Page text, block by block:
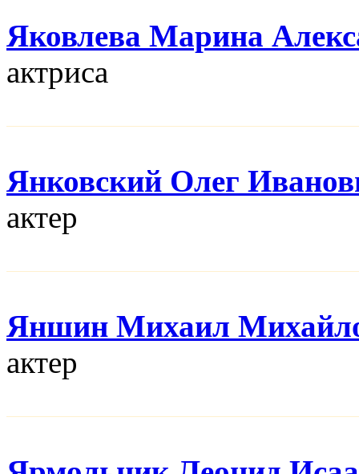
Яковлева Марина
актриса
Янковский Олег
актер
Яншин Михаил
актер